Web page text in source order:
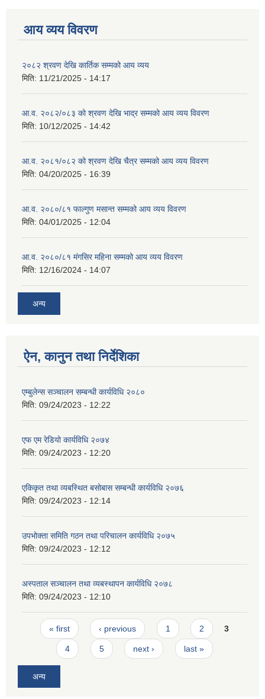
आय व्यय विवरण
२०८२ श्रवण देखि कार्तिक सम्मको आय व्यय
मिति: 11/21/2025 - 14:17
आ.व. २०८२/०८३ को श्रवण देखि भाद्र सम्मको आय व्यय विवरण
मिति: 10/12/2025 - 14:42
आ.व. २०८१/०८२ को श्रवण देखि चैत्र सम्मको आय व्यय विवरण
मिति: 04/20/2025 - 16:39
आ.व. २०८०/८१ फाल्गुण मसान्त सम्मको आय व्यय विवरण
मिति: 04/01/2025 - 12:04
आ.व. २०८०/८१ मंगसिर महिना सम्मको आय व्यय विवरण
मिति: 12/16/2024 - 14:07
अन्य
ऐन, कानुन तथा निर्देशिका
एम्बुलेन्स सञ्चालन सम्बन्धी कार्यविधि २०८०
मिति: 09/24/2023 - 12:22
एफ एम रेडियो कार्यविधि २०७४
मिति: 09/24/2023 - 12:20
एकिकृत तथा व्यबस्थित बसोबास सम्बन्धी कार्यविधि २०७६
मिति: 09/24/2023 - 12:14
उपभोक्ता समिति गठन तथा परिचालन कार्यविधि २०७५
मिति: 09/24/2023 - 12:12
अस्पताल सञ्चालन तथा व्यबस्थापन कार्यविधि २०७८
मिति: 09/24/2023 - 12:10
Pages
« first ‹ previous 1 2 3
4 5 next › last »
अन्य